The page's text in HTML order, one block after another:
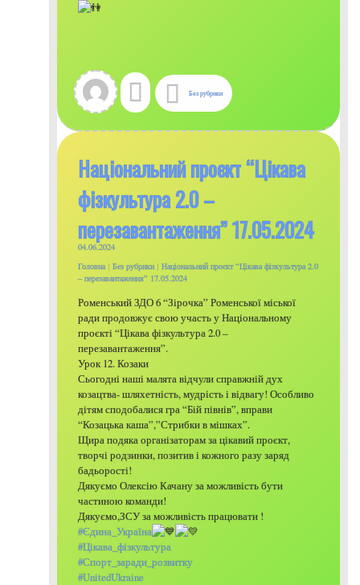
Без рубрики
Національний проєкт “Цікава
фізкультура 2.0 –
перезавантаження” 17.05.2024
04.06.2024
Головна | Без рубрики | Національний проєкт “Цікава фізкультура 2.0
– перезавантаження” 17.05.2024
Роменський ЗДО 6 “Зірочка” Роменської міської
ради продовжує свою участь у Національному
проєкті “Цікава фізкультура 2.0 –
перезавантаження”.
Урок 12. Козаки
Сьогодні наші малята відчули справжній дух
козацтва- шляхетність, мудрість і відвагу! Особливо
дітям сподобалися гра “Бій півнів”, вправи
“Козацька каша”,”Стрибки в мішках”.
Щира подяка організаторам за цікавий проєкт,
творчі родзинки, позитив і кожного разу заряд
бадьорості!
Дякуємо Олексію Качану за можливість бути
частиною команди!
Дякуємо,ЗСУ за можливість працювати !
#Єдина_Україна
#Цікава_фізкультура
#Спорт_заради_розвитку
#UnitedUkraine